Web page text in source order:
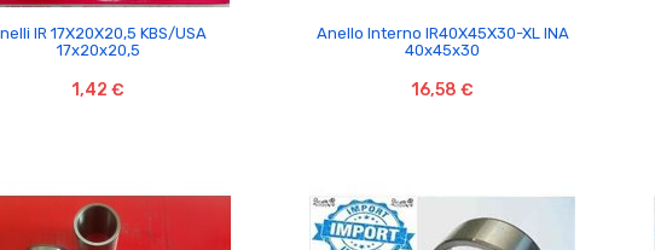

IR 17X20X20,5 KBS/USA
17x20x20,5
1,42 €

Anello Interno IR40X45X30-XL INA
40x45x30
16,58 €